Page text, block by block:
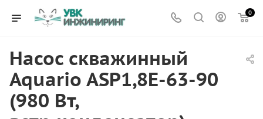
0
Насос скважинный
Aquario ASP1,8E-63-90
(980 Вт,